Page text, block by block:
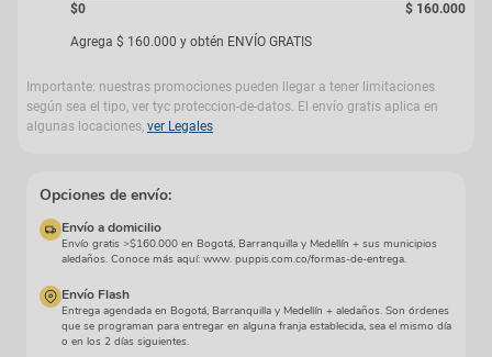
$0 $ 160.000
Agrega $ 160.000 y obtén ENVÍO GRATIS
Importante: nuestras promociones pueden llegar a tener limitaciones
según sea el tipo, ver tyc proteccion-de-datos. El envío gratis aplica en
algunas locaciones, ver Legales
Opciones de envío:
Envío a domicilio
Envío gratis >$160.000 en Bogotá, Barranquilla y Medellín + sus municipios
aledaños. Conoce más aquí: www. puppis.com.co/formas-de-entrega.
Envío Flash
Entrega agendada en Bogotá, Barranquilla y Medellín + aledaños. Son órdenes
que se programan para entregar en alguna franja establecida, sea el mismo día
o en los 2 días siguientes.